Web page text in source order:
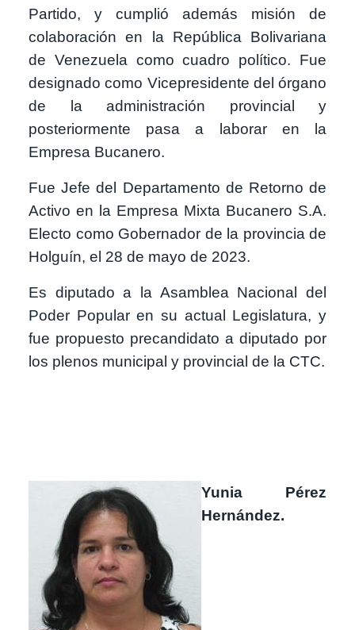
Partido, y cumplió además misión de
colaboración en la República Bolivariana
de Venezuela como cuadro político. Fue
designado como Vicepresidente del órgano
de la administración provincial y
posteriormente pasa a laborar en la
Empresa Bucanero.
Fue Jefe del Departamento de Retorno de
Activo en la Empresa Mixta Bucanero S.A.
Electo como Gobernador de la provincia de
Holguín, el 28 de mayo de 2023.
Es diputado a la Asamblea Nacional del
Poder Popular en su actual Legislatura, y
fue propuesto precandidato a diputado por
los plenos municipal y provincial de la CTC.
Yunia Pérez
Hernández.